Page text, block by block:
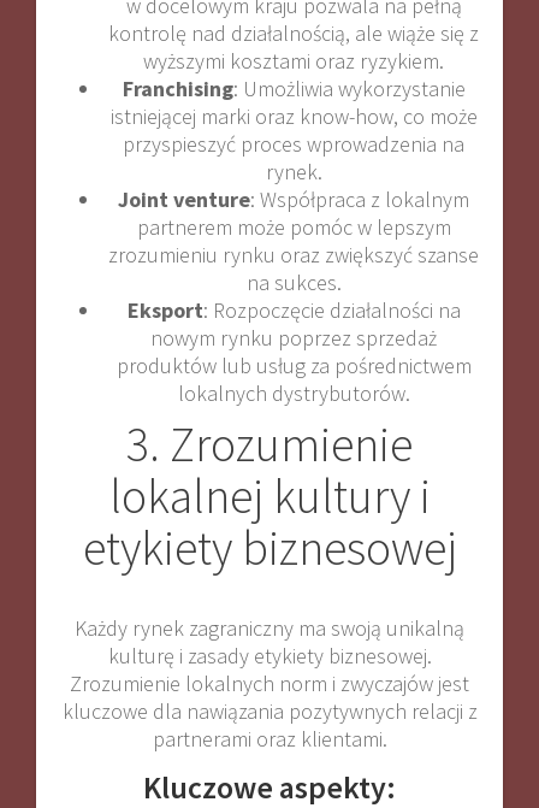
kontrolę nad działalnością, ale wiąże się z
wyższymi kosztami oraz ryzykiem.
Franchising: Umożliwia wykorzystanie
istniejącej marki oraz know-how, co może
przyspieszyć proces wprowadzenia na
rynek.
Joint venture: Współpraca z lokalnym
partnerem może pomóc w lepszym
zrozumieniu rynku oraz zwiększyć szanse
na sukces.
Eksport: Rozpoczęcie działalności na
nowym rynku poprzez sprzedaż
produktów lub usług za pośrednictwem
lokalnych dystrybutorów.
3. Zrozumienie
lokalnej kultury i
etykiety biznesowej
Każdy rynek zagraniczny ma swoją unikalną
kulturę i zasady etykiety biznesowej.
Zrozumienie lokalnych norm i zwyczajów jest
kluczowe dla nawiązania pozytywnych relacji z
partnerami oraz klientami.
Kluczowe aspekty: